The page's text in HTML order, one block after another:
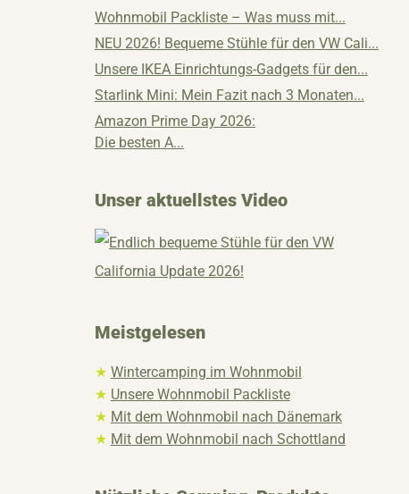
Wohnmobil Packliste – Was muss mit...
NEU 2026! Bequeme Stühle für den VW Cali...
Unsere IKEA Einrichtungs-Gadgets für den...
Starlink Mini: Mein Fazit nach 3 Monaten...
Amazon Prime Day 2026:
Die besten A...
Unser aktuellstes Video
Meistgelesen
★ Wintercamping im Wohnmobil
★ Unsere Wohnmobil Packliste
★ Mit dem Wohnmobil nach Dänemark
★ Mit dem Wohnmobil nach Schottland